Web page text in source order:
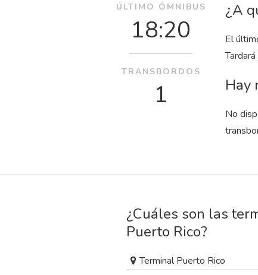
¿A
El
Hay
No
ÚLTIMO ÓMNIBUS
18:20
TRANSBORDOS
1
¿Cuáles son las
Puerto Rico?
Terminal Puerto Rico